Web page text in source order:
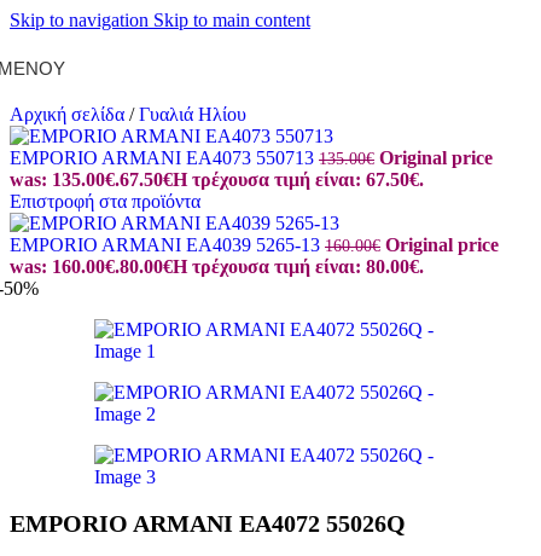
Skip to navigation Skip to main content
Αρχική σελίδα / Γυαλιά Ηλίου
EMPORIO ARMANI EA4073 550713 135.00€ Original price
was: 135.00€.67.50€Η τρέχουσα τιμή είναι: 67.50€.
Επιστροφή στα προϊόντα
EMPORIO ARMANI EA4039 5265-13 160.00€ Original price
was: 160.00€.80.00€Η τρέχουσα τιμή είναι: 80.00€.
50%
EMPORIO ARMANI EA4072 55026Q